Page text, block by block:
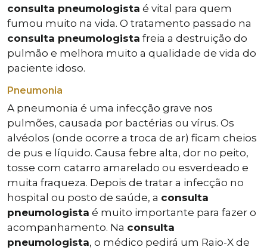
consulta pneumologista é vital para quem
fumou muito na vida. O tratamento passado na
consulta pneumologista freia a destruição do
pulmão e melhora muito a qualidade de vida do
paciente idoso.
Pneumonia
A pneumonia é uma infecção grave nos
pulmões, causada por bactérias ou vírus. Os
alvéolos (onde ocorre a troca de ar) ficam cheios
de pus e líquido. Causa febre alta, dor no peito,
tosse com catarro amarelado ou esverdeado e
muita fraqueza. Depois de tratar a infecção no
hospital ou posto de saúde, a consulta
pneumologista é muito importante para fazer o
acompanhamento. Na consulta
pneumologista, o médico pedirá um Raio-X de